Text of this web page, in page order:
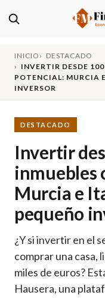
INICIO
DESTACADO
INVERTIR DESDE
POTENCIAL: MURCIA
INVERSOR
DESTACADO
Invertir
inmuebles
Murcia e
pequeño
¿Y si invertir en el
comprar una casa,
miles de euros?
Hausera, una